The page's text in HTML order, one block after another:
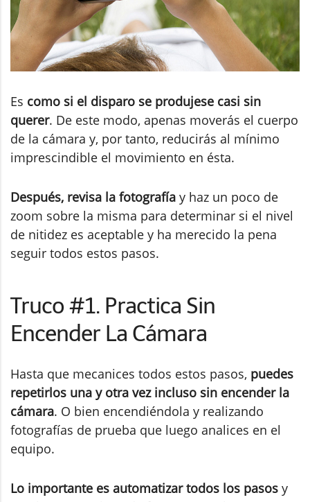
Es como si el disparo se produjese casi sin
querer. De este modo, apenas moverás el cuerpo
de la cámara y, por tanto, reducirás al mínimo
imprescindible el movimiento en ésta.
Después, revisa la fotografía y haz un poco de
zoom sobre la misma para determinar si el nivel
de nitidez es aceptable y ha merecido la pena
seguir todos estos pasos.
Truco #1. Practica Sin
Encender La Cámara
Hasta que mecanices todos estos pasos, puedes
repetirlos una y otra vez incluso sin encender la
cámara. O bien encendiéndola y realizando
fotografías de prueba que luego analices en el
equipo.
Lo importante es automatizar todos los pasos y